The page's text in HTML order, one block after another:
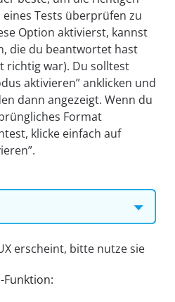
Tests überprüfen zu
Option aktivierst, kannst
die du beantwortet hast
richtig war). Du solltest
aktivieren” anklicken und
dann angezeigt. Wenn du
Format
klicke einfach auf
erscheint, bitte nutze sie
Funktion: